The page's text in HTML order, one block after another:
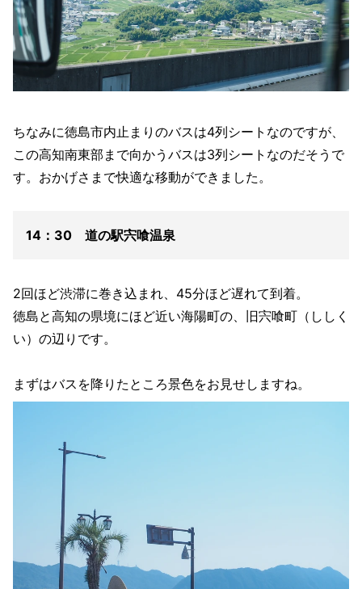
ちなみに徳島市内止まりのバスは4列シートなのですが、
この高知南東部まで向かうバスは3列シートなのだそうで
す。おかげさまで快適な移動ができました。
14：30 道の駅宍喰温泉
2回ほど渋滞に巻き込まれ、45分ほど遅れて到着。
徳島と高知の県境にほど近い海陽町の、旧宍喰町（ししく
い）の辺りです。
まずはバスを降りたところ景色をお見せしますね。